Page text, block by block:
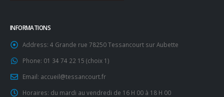
INFORMATIONS
Address: 4 Grande rue 78250 Tessancourt sur Aubette
Phone: 01 34 74 22 15 (choix 1)
Email: accueil@tessancourt.fr
Horaires: du mardi au vendredi de 16 H 00 à 18 H 00